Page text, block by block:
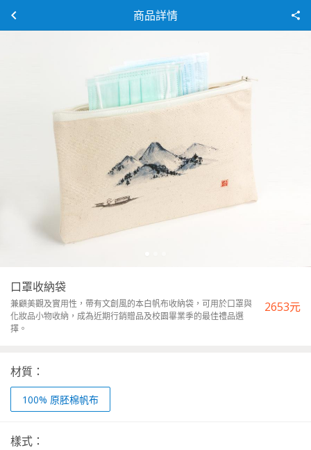
商品詳情
口罩收納袋
兼顧美觀及實用性，帶有文創風的本白帆布收納袋，可用於口罩與
化妝品小物收納，成為近期行銷贈品及校園畢業季的最佳禮品選
擇。
2653元
材質：
100% 原胚棉帆布
樣式：